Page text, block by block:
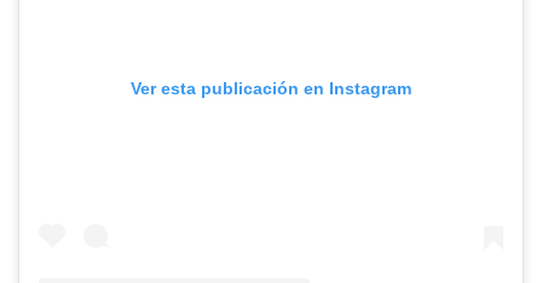
Ver esta publicación en Instagram